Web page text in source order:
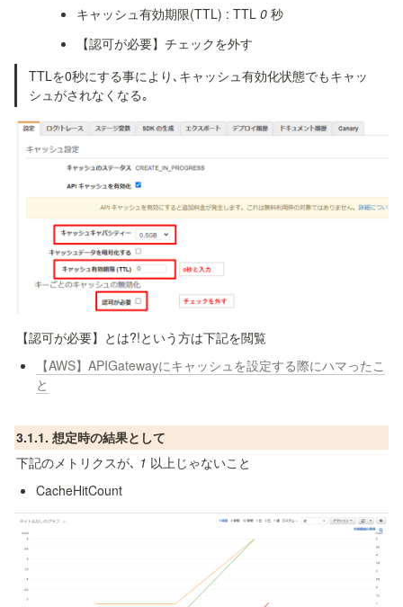
キャッシュ有効期限(TTL) : TTL 0 秒
【認可が必要】チェックを外す
TTLを0秒にする事により､キャッシュ有効化状態でもキャッ
シュがされなくなる｡
【認可が必要】とは?!という方は下記を閲覧
【AWS】APIGatewayにキャッシュを設定する際にハマったこ
と
3.1.1. 想定時の結果として
下記のメトリクスが､ 1 以上じゃないこと
CacheHitCount